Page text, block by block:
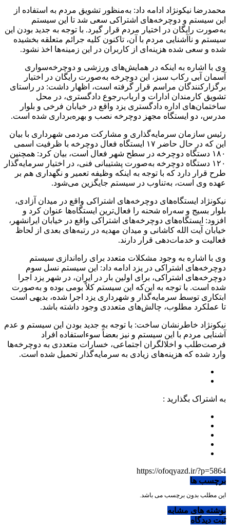
محمدرضا نیکونژاد ادامه داد: به‌منظور تشویق مردم به استفاده از
این سیستم و دوچرخه‌های اشتراکی سعی شد تا این سیستم
به‌صورت رایگان در اختیار مردم قرار گیرد. با توجه به جدید بودن این
سیستم و ناآشنایی مردم با آن، تاکنون کلیه جرائم متعلقه بخشیده
شده و سعی شده هزینه‌ای از کاربران در این زمینه‌ها اخذ نشود.
وی با اشاره به اینکه در همایش‌های ورزشی و دوچرخه‌سواری
آسمان آبی رکاب سبز، این دوچرخه به‌صورت رایگان در اختیار
برگزارکنندگان مراسم قرار گرفته است، اظهار داشت: در راستای
تشویق کارمندان ادارات و ارباب‌رجوع دادگستری، در محل
ساختمان‌های اداره دادگستری یزد واقع در خیابان فرخی و بلوار
مدرس، دو ایستگاه مجهز دوچرخه نصب و بهره‌برداری شده است.
رئیس سازمان سرمایه‌گذاری و مشارکت مردمی شهرداری با بیان
این که در حال حاضر ۱۷ ایستگاه فعال دوچرخه با ظرفیت اسمی
۱۸۰ دستگاه دوچرخه در سطح شهر فعال است، بیان کرد: همچنین
۱۲۰ دستگاه دوچرخه به‌صورت پشتیبانی فنی، در اختیار سرمایه‌گذار
طرح قرار دارد که با توجه به اینکه وظیفه تعمیر و نگهداری هم بر
عهده وی است، به‌تناوب در سیستم جایگزین می‌شود.
نیکونژاد ایستگاه‌های دوچرخه‌های اشتراکی واقع در میدان آزادی،
بلوار بسیج و سه‌راه شحنه را فعال‌ترین ایستگاه‌ها عنوان کرد و
افزود: ایستگاه‌های دوچرخه‌های اشتراکی واقع در خیابان ایرانشهر،
خیابان آیت الله کاشانی و میدان مهدیه در رتبه‌های بعدی از لحاظ
فعالیت و خدمات‌دهی قرار دارند.
وی با اشاره به وجود مشکلات متعدد برای راه‌اندازی سیستم
دوچرخه‌های اشتراکی در یزد ادامه داد: این سیستم نسل سوم
دوچرخه‌های اشتراکی، برای اولین بار در ایران، در شهر یزد اجرا
شده است. با توجه به این‌که این سیستم کلاً بومی بوده و به‌صورت
ابتکاری توسط سرمایه‌گذار و شهرداری یزد اجرا شده، بدیهی است
تا عملکرد مطلوب، چالش‌های متعددی وجود داشته باشد.
نیکونژاد خاطرنشان ساخت: با توجه به جدید بودن این سیستم و عدم
آشنایی مردم با این سیستم و نیز بعضاً سوء‌استفاده افراد
فرصت‌طلب و اخلالگران اجتماعی، خسارات متعددی به دوچرخه‌ها
وارد شده که هزینه‌های زیادی به سرمایه‌گذار تحمیل شده است.
به اشتراک بگذارید :
https://ofoqyazd.ir/?p=5864
برچسب ها
این مطلب بدون برچسب می باشد.
نوشته های مشابه
ثبت دیدگاه